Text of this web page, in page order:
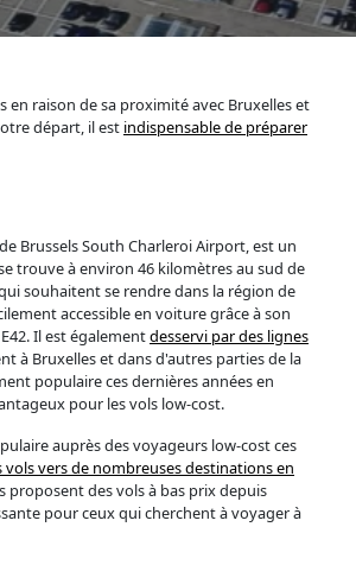
raison de sa proximité avec Bruxelles et
départ, il est indispensable de préparer
Brussels South Charleroi Airport, est un
trouve à environ 46 kilomètres au sud de
souhaitent se rendre dans la région de
accessible en voiture grâce à son
Il est égalementdesservi par des lignes
à Bruxelles et dans d'autres parties de la
populaire ces dernières années en
pour les vols low-cost.
auprès des voyageurs low-cost ces
vols vers de nombreuses destinations en
proposent des vols à bas prix depuis
pour ceux qui cherchent à voyager à